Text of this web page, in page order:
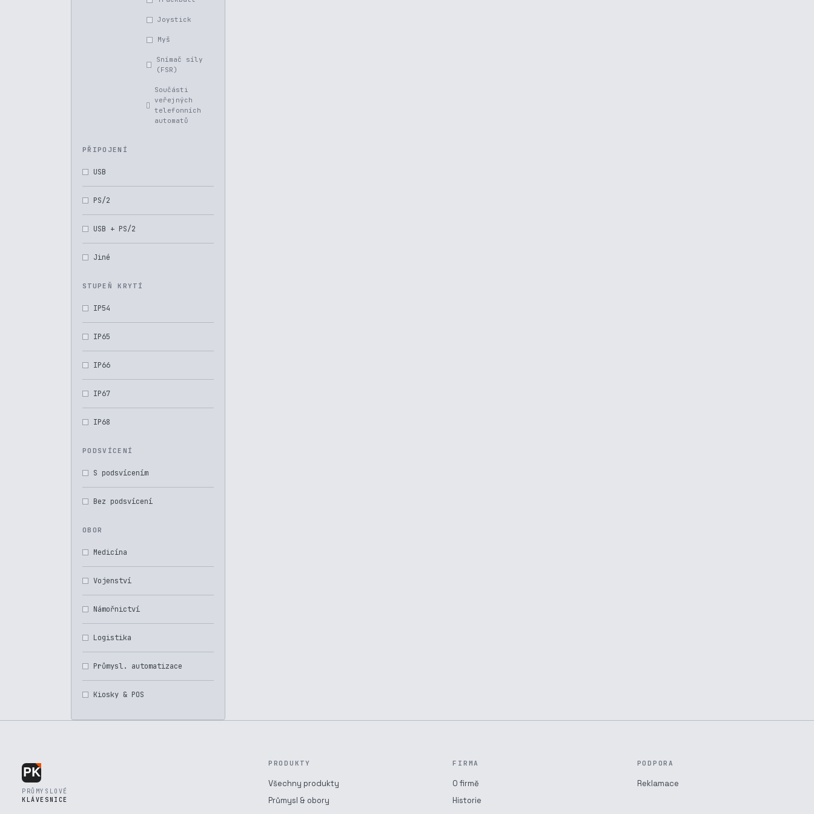
Joystick
Myš
Snímač síly
(FSR)
Součásti
veřejných
telefonních
automatů
PŘIPOJENÍ
USB
PS/2
USB + PS/2
Jiné
STUPEŇ KRYTÍ
IP54
IP65
IP66
IP67
IP68
PODSVÍCENÍ
S podsvícením
Bez podsvícení
OBOR
Medicína
Vojenství
Námořnictví
Logistika
Průmysl. automatizace
Kiosky & POS
PRŮMYSLOVÉ
KLÁVESNICE
PRODUKTY
Všechny produkty
Průmysl & obory
FIRMA
O firmě
Historie
PODPORA
Reklamace